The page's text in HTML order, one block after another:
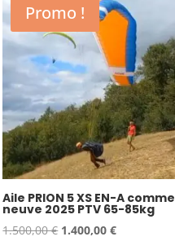
Promo !
Aile PRION 5 XS EN-A comme
neuve 2025 PTV 65-85kg
1.500,00€ Le
1.400,00€Le